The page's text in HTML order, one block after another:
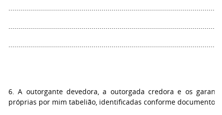
6. A outorgante devedora, a outorgada credora e os
próprias por mim tabelião, identificadas conforme